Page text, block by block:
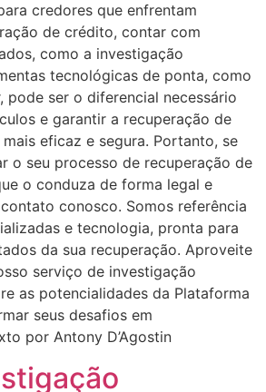
credores que enfrentam
de crédito, contar com
como a investigação
tecnológicas de ponta, como
pode ser o diferencial necessário
e garantir a recuperação de
eficaz e segura. Portanto, se
o seu processo de recuperação de
o conduza de forma legal e
conosco. Somos referência
e tecnologia, pronta para
da sua recuperação. Aproveite
serviço de investigação
as potencialidades da Plataforma
seus desafios em
por Antony D’Agostin